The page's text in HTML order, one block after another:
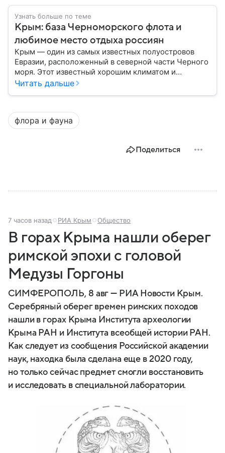
Узнать больше по теме
Крым: база Черноморского флота и
любимое место отдыха россиян
Крым — один из самых известных полуостровов
Евразии, расположенный в северной части Черного
моря. Этот известный хорошим климатом и
красивой природой регион имеет также огромное
государства к другому, а его географическое
положение сделало полуостров ключевой точкой
по контролю Черного моря.
Читать дальше
флора и фауна
Поделиться
7 часов назад РИА Крым Общество
В горах Крыма нашли оберег
римской эпохи с головой
Медузы Горгоны
СИМФЕРОПОЛЬ, 8 авг — РИА Новости Крым.
Серебряный оберег времен римских походов
нашли в горах Крыма Института археологии
Крыма РАН и Института всеобщей истории РАН.
Как следует из сообщения Российской академии
наук, находка была сделана еще в 2020 году,
но только сейчас предмет смогли восстановить
и исследовать в специальной лаборатории.